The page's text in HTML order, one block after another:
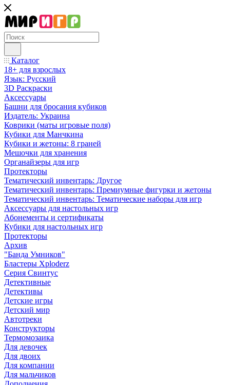
Каталог
18+ для взрослых
Язык: Русский
3D Раскраски
Аксессуары
Башни для бросания кубиков
Издатель: Украина
Коврики (маты игровые поля)
Кубики для Манчкина
Кубики и жетоны: 8 граней
Мешочки для хранения
Органайзеры для игр
Протекторы
Тематический инвентарь: Другое
Тематический инвентарь: Премиумные фигурки и жетоны
Тематический инвентарь: Тематические наборы для игр
Аксессуары для настольных игр
Абонементы и сертификаты
Кубики для настольных игр
Протекторы
Архив
"Банда Умников"
Бластеры Xploderz
Cерия Свинтус
Детективные
Детективы
Детские игры
Детский мир
Автотреки
Конструкторы
Термомозаика
Для девочек
Для двоих
Для компании
Для мальчиков